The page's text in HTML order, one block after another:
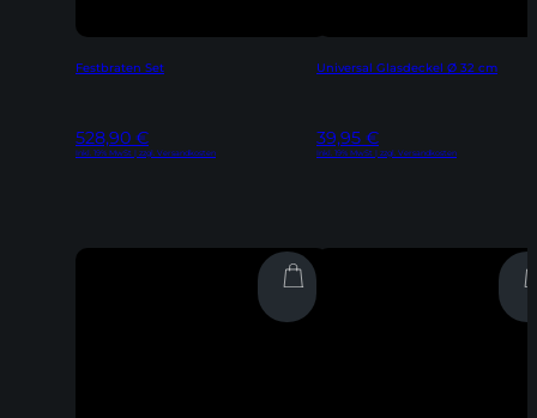
Festbraten Set
528,90 €
Inkl. 19% MwSt | zzgl. Versandkosten
Universal Glasdeckel Ø 32 cm
39,95 €
Inkl. 19% MwSt | zzgl. Versandkosten